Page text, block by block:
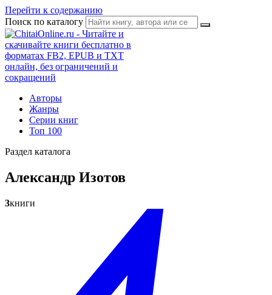
Перейти к содержанию
Поиск по каталогу
Авторы
Жанры
Серии книг
Топ 100
Раздел каталога
Александр Изотов
3книги